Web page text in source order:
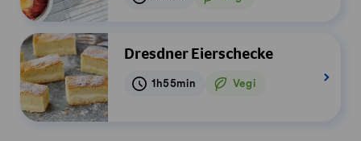
Vegetarisch
Dresdner Eierschecke
1h55min Vegi
Vegetarisch